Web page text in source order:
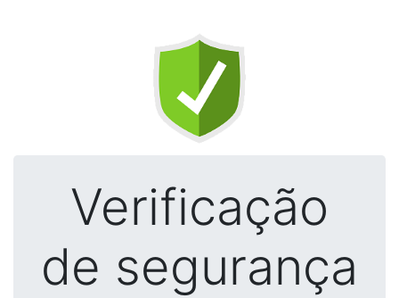
Verificação
de segurança